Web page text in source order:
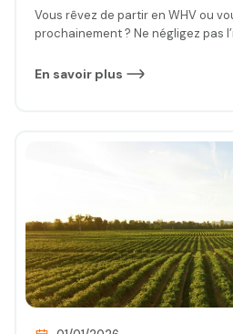
Australie ?
Vous rêvez de partir en WHV ou
prochainement ? Ne négligez pas
couvert efficacement pour vos
En savoir plus